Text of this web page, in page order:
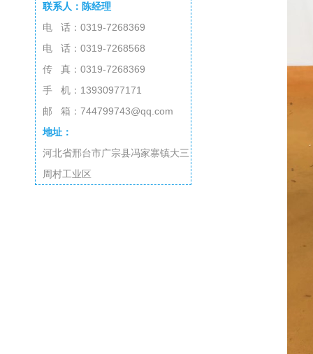
联系人：陈经理
电 话：0319-7268369
电 话：0319-7268568
传 真：0319-7268369
手 机：13930977171
邮 箱：744799743@qq.com
地址：
河北省邢台市广宗县冯家寨镇大三
周村工业区